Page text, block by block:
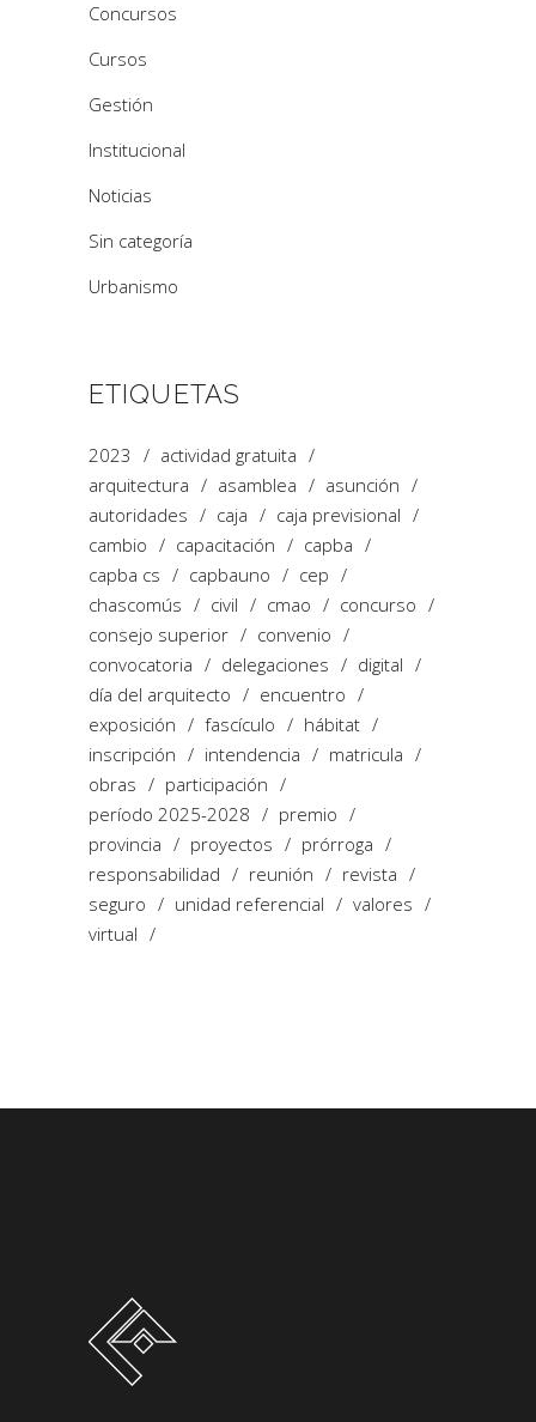
Concursos
Cursos
Gestión
Institucional
Noticias
Sin categoría
Urbanismo
ETIQUETAS
2023
actividad gratuita
arquitectura
asamblea
asunción
autoridades
caja
caja previsional
cambio
capacitación
capba
capba cs
capbauno
cep
chascomús
civil cmao
concurso
consejo superior
convenio
convocatoria
delegaciones
digital
día del arquitecto
encuentro
exposición
fascículo
hábitat
inscripción
intendencia
matricula
obras
participación
período 2025-2028
premio
provincia
proyectos
prórroga
responsabilidad
reunión
revista
seguro
unidad referencial
valores
virtual